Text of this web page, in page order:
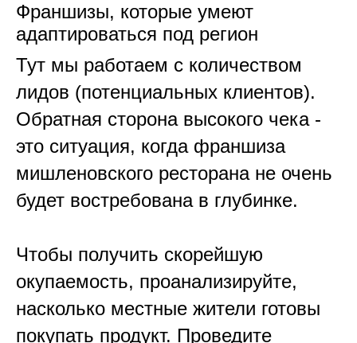
Франшизы, которые умеют
адаптироваться под регион
Тут мы работаем с количеством
лидов (потенциальных клиентов).
Обратная сторона высокого чека -
это ситуация, когда франшиза
мишленовского ресторана не очень
будет востребована в глубинке.
Чтобы получить скорейшую
окупаемость, проанализируйте,
насколько местные жители готовы
покупать продукт. Проведите